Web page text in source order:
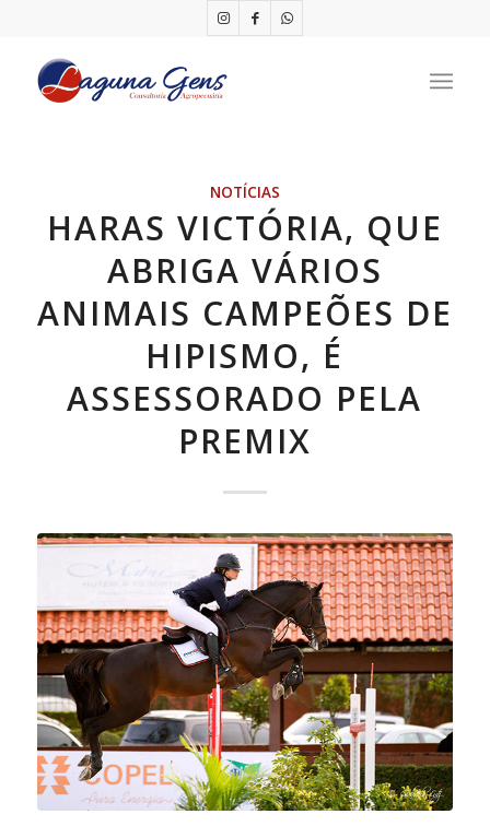
NOTÍCIAS
HARAS VICTÓRIA, QUE
ABRIGA VÁRIOS
ANIMAIS CAMPEÕES DE
HIPISMO, É
ASSESSORADO PELA
PREMIX